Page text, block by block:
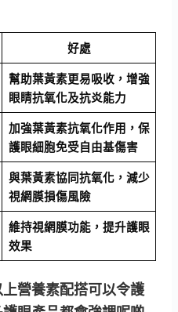
好處
幫助葉黃素更易吸收，增強
眼睛抗氧化及抗炎能力
加強葉黃素抗氧化作用，保
護眼細胞免受自由基傷害
與葉黃素協同抗氧化，減少
視網膜損傷風險
維持視網膜功能，提升護眼
效果
營養素配搭可以令護